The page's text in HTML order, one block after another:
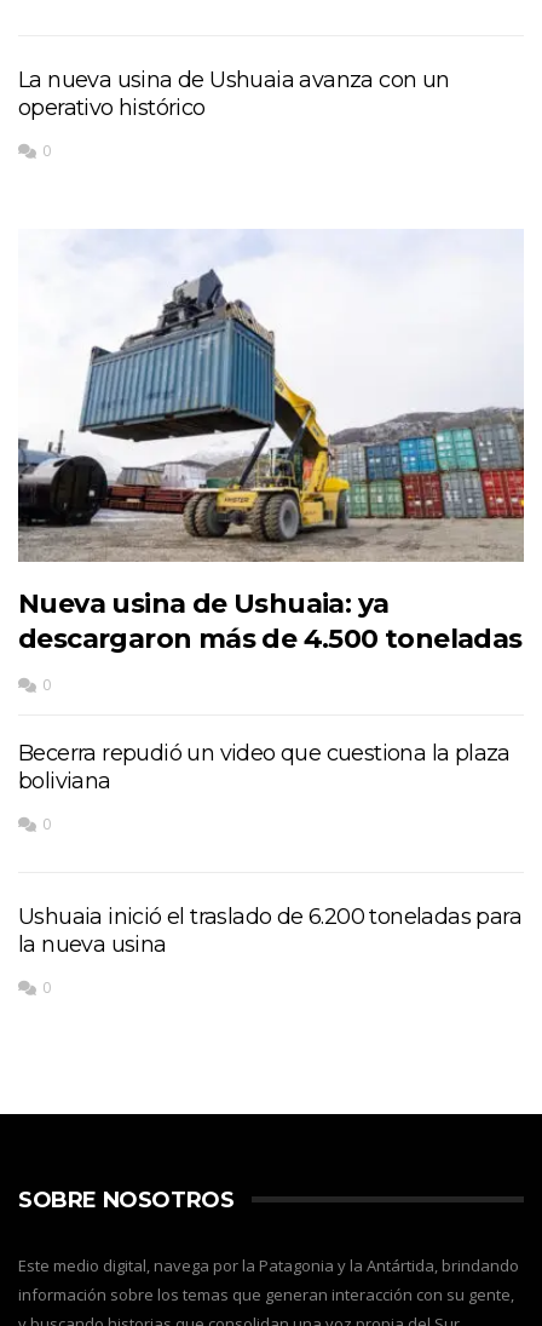
La nueva usina de Ushuaia avanza con un
operativo histórico
0
Nueva usina de Ushuaia: ya
descargaron más de 4.500 toneladas
0
Becerra repudió un video que cuestiona la plaza
boliviana
0
Ushuaia inició el traslado de 6.200 toneladas para
la nueva usina
0
SOBRE NOSOTROS
Este medio digital, navega por la Patagonia y la Antártida, brindando
información sobre los temas que generan interacción con su gente,